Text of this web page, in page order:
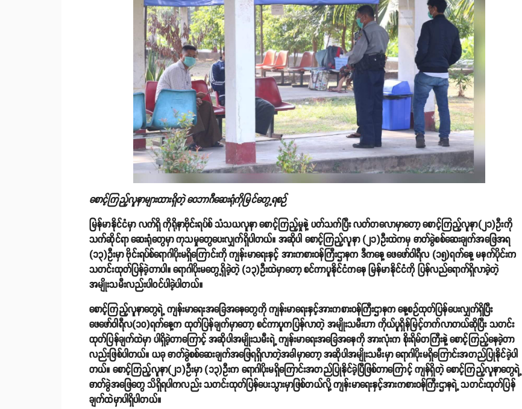
စောင့်ကြည့်လူနာများထားရှိတဲ့ ဝေဘာဂီဆေးရုံကိုမြင်တွေ့ရစဉ်
မြန်မာနိုင်ငံမှာ လက်ရှိ ကိုရိုနာဗိုင်းရပ်စ် သံသယလူနာ စောင့်ကြည့်မှုနဲ့ ပတ်သက်ပြီး လတ်တလောမှာတော့ စောင့်ကြည့်လူနာ(၂၁)ဦးကို
သက်ဆိုင်ရာ ဆေးရုံတွေမှာ ကုသမှုတွေပေးလျှက်ရှိပါတယ်။ အဆိုပါ စောင့်ကြည့်လူနာ (၂၁)ဦးထဲကမှ ဓာတ်ခွဲစစ်ဆေးချက်အဖြေအရ
(၁၃)ဦးမှာ ဗိုင်းရပ်စ်ရောဂါပိုးမရှိကြောင်းကို ကျန်းမာရေးနှင့် အားကစားဝန်ကြီးဌာနက ဒီကနေ့ ဖေဖော်ဝါရီလ (၁၅)ရက်နေ့ မနက်ပိုင်းက
သတင်းထုတ်ပြန်ခဲ့တာပါ။ ရောဂါပိုးမတွေ့ရှိခဲ့တဲ့ (၁၃)ဦးထဲမှာတော့ စင်ကာပူနိုင်ငံကနေ မြန်မာနိုင်ငံကို ပြန်လည်ရောက်ရှိလာခဲ့တဲ့
အမျိုးသမီးလည်းပါဝင်ပါခဲ့ပါတယ်။
စောင့်ကြည့်လူနာတွေရဲ့ ကျန်းမာရေးအခြေအနေတွေကို ကျန်းမာရေးနှင့်အားကစားဝန်ကြီးဌာနက နေ့စဉ်ထုတ်ပြန်ပေးလျှက်ရှိပြီး
ဖေဖော်ဝါရီလ(၁၀)ရက်နေ့က ထုတ်ပြန်ချက်မှာတော့ စင်ကာပူကပြန်လာတဲ့ အမျိုးသမီးဟာ ကိုယ်ပူရှိန်မြင့်တက်လာတယ်ဆိုပြီး သတင်း
ထုတ်ပြန်ချက်ထဲမှာ ပါရှိခဲ့တာကြောင့် အဆိုပါအမျိုးသမီးရဲ့ ကျန်းမာရေးအခြေအနေကို အားလုံးက စိုးရိမ်တကြီးနဲ့ စောင့်ကြည့်နေခဲ့တာ
လည်းဖြစ်ပါတယ်။ ယခု ဓာတ်ခွဲစစ်ဆေးချက်အဖြေရရှိလာတဲ့အခါမှာတော့ အဆိုပါအမျိုးသမီးမှာ ရောဂါပိုးမရှိကြောင်းအတည်ပြုနိုင်ခဲ့ပါ
တယ်။ စောင့်ကြည့်လူနာ(၂၁)ဦးမှာ (၁၃)ဦးက ရောဂါပိုးမရှိကြောင်းအတည်ပြုနိုင်ခဲ့ပြီဖြစ်တာကြောင့် ကျန်ရှိတဲ့ စောင့်ကြည့်လူနာတွေရဲ့
ဓာတ်ခွဲအဖြေတွေ သိရှိရပါကလည်း သတင်းထုတ်ပြန်ပေးသွားမှာဖြစ်တယ်လို့ ကျန်းမာရေးနှင့်အားကစားဝန်ကြီးဌာနရဲ့ သတင်းထုတ်ပြန်
ချက်ထဲမှာပါရှိပါတယ်။